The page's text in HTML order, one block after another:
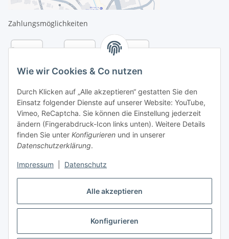
Alle akzeptieren
Konfigurieren
Wie wir Cookies & Co nutzen
Durch Klicken auf „Alle akzeptieren“ gestatten Sie den
Einsatz folgender Dienste auf unserer Website: YouTube,
Vimeo, ReCaptcha. Sie können die Einstellung jederzeit
ändern (Fingerabdruck-Icon links unten). Weitere Details
finden Sie unter Konfigurieren und in unserer
Datenschutzerklärung.
Impressum Datenschutz
Zahlungsmöglichkeiten
Vertrag widerrufen